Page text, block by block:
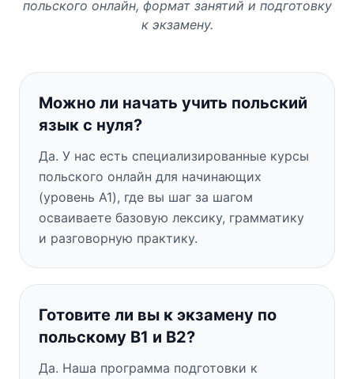
польского онлайн, формат занятий и подготовку
к экзамену.
Можно ли начать учить польский
язык с нуля?
Да. У нас есть специализированные курсы
польского онлайн для начинающих
(уровень A1), где вы шаг за шагом
осваиваете базовую лексику, грамматику
и разговорную практику.
Готовите ли вы к экзамену по
польскому B1 и B2?
Да. Наша программа подготовки к